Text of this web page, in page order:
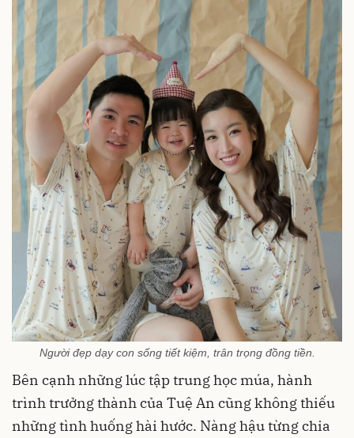
Người đẹp dạy con sống tiết kiệm, trân trọng đồng tiền.
Bên cạnh những lúc tập trung học múa, hành
trình trưởng thành của Tuệ An cũng không thiếu
những tình huống hài hước. Nàng hậu từng chia